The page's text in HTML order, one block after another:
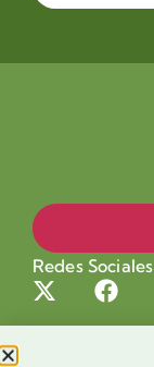
Redes Sociales